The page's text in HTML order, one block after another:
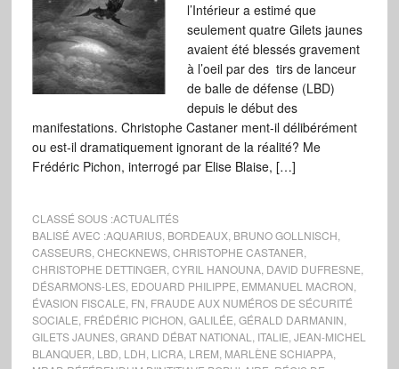
l’Intérieur a estimé que
seulement quatre Gilets jaunes
avaient été blessés gravement
à l’oeil par des tirs de lanceur
de balle de défense (LBD)
depuis le début des
manifestations. Christophe Castaner ment-il délibérément
ou est-il dramatiquement ignorant de la réalité? Me
Frédéric Pichon, interrogé par Elise Blaise, […]
CLASSÉ SOUS :ACTUALITÉS
BALISÉ AVEC :AQUARIUS, BORDEAUX, BRUNO GOLLNISCH
CASSEURS, CHECKNEWS, CHRISTOPHE CASTANER
CHRISTOPHE DETTINGER CYRIL HANOUNA, DAVID DUFRESNE
DÉSARMONS-LES, EDOUARD PHILIPPE EMMANUEL MACRON
ÉVASION FISCALE FN FRAUDE AUX NUMÉROS DE SÉCURITÉ
SOCIALE FRÉDÉRIC PICHON GALILÉE GÉRALD DARMANIN
GILETS JAUNES, GRAND DÉBAT NATIONAL ITALIE JEAN-MICHEL
BLANQUER LBD LDH LICRA, LREM MARLÈNE SCHIAPPA,